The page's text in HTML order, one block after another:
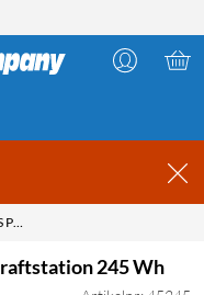
ECOFLOW RIVER 3 UPS PORTABEL KRAFTSTATION 245 WH
245 Wh